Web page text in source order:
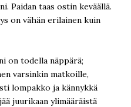
Paidan taas ostin keväällä.
on vähän erilainen kuin
on todella näppärä;
varsinkin matkoille,
lompakko ja kännykkä
juurikaan ylimääräistä